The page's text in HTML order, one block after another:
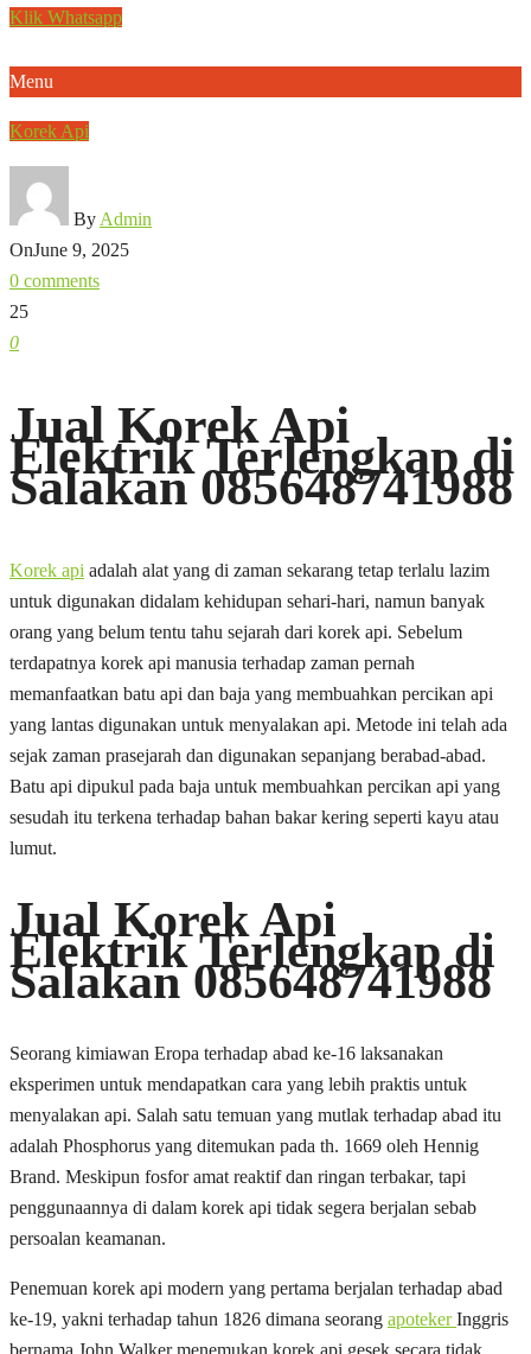
Klik Whatsapp
Menu
Korek Api
By Admin
OnJune 9, 2025
0 comments
25
0
Jual Korek Api
Elektrik Terlengkap di
Salakan 085648741988
Korek api adalah alat yang di zaman sekarang tetap terlalu lazim
untuk digunakan didalam kehidupan sehari-hari, namun banyak
orang yang belum tentu tahu sejarah dari korek api. Sebelum
terdapatnya korek api manusia terhadap zaman pernah
memanfaatkan batu api dan baja yang membuahkan percikan api
yang lantas digunakan untuk menyalakan api. Metode ini telah ada
sejak zaman prasejarah dan digunakan sepanjang berabad-abad.
Batu api dipukul pada baja untuk membuahkan percikan api yang
sesudah itu terkena terhadap bahan bakar kering seperti kayu atau
lumut.
Jual Korek Api
Elektrik Terlengkap di
Salakan 085648741988
Seorang kimiawan Eropa terhadap abad ke-16 laksanakan
eksperimen untuk mendapatkan cara yang lebih praktis untuk
menyalakan api. Salah satu temuan yang mutlak terhadap abad itu
adalah Phosphorus yang ditemukan pada th. 1669 oleh Hennig
Brand. Meskipun fosfor amat reaktif dan ringan terbakar, tapi
penggunaannya di dalam korek api tidak segera berjalan sebab
persoalan keamanan.
Penemuan korek api modern yang pertama berjalan terhadap abad
ke-19, yakni terhadap tahun 1826 dimana seorang apotekerInggris